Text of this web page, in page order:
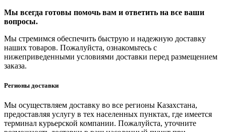
Мы всегда готовы помочь вам и ответить на все ваши
вопросы.
Мы стремимся обеспечить быструю и надежную доставку
наших товаров. Пожалуйста, ознакомьтесь с
нижеприведенными условиями доставки перед размещением
заказа.
Регионы доставки
Мы осуществляем доставку во все регионы Казахстана,
предоставляя услугу в тех населенных пунктах, где имеется
терминал курьерской компании. Пожалуйста, уточните